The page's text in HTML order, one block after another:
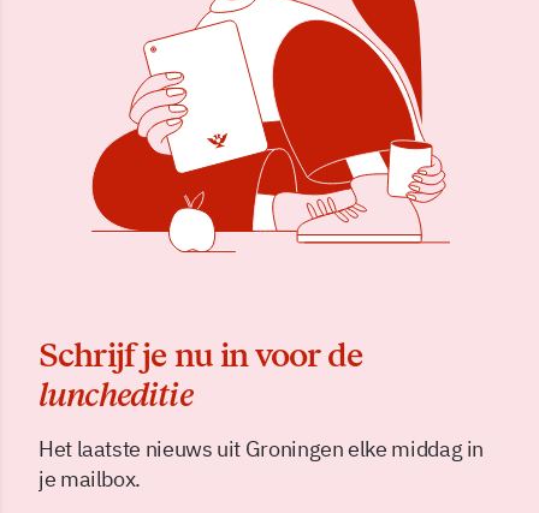
Schrijf je nu in voor de
luncheditie
Het laatste nieuws uit Groningen elke middag in
je mailbox.